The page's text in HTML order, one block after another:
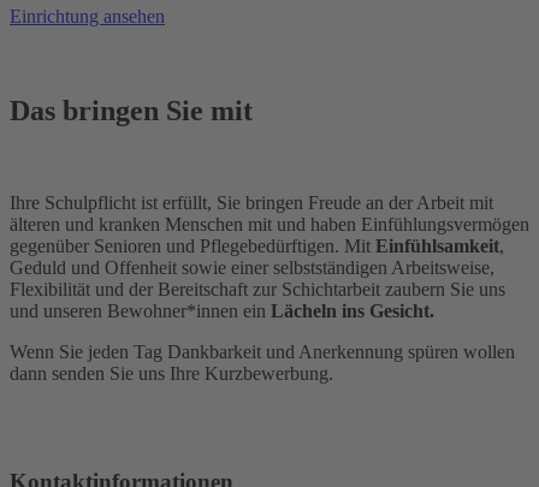
Einrichtung ansehen
Das bringen Sie mit
Ihre Schulpflicht ist erfüllt, Sie bringen Freude an der Arbeit mit
älteren und kranken Menschen mit und haben Einfühlungsvermögen
gegenüber Senioren und Pflegebedürftigen. Mit Einfühlsamkeit,
Geduld und Offenheit sowie einer selbstständigen Arbeitsweise,
Flexibilität und der Bereitschaft zur Schichtarbeit zaubern Sie uns
und unseren Bewohner*innen ein Lächeln ins Gesicht.
Wenn Sie jeden Tag Dankbarkeit und Anerkennung spüren wollen
dann senden Sie uns Ihre Kurzbewerbung.